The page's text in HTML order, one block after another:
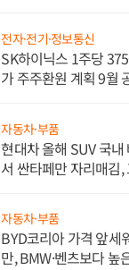
전자·전기·정보통신
SK하이닉스 1주당
가 주주환원 계획 9월
자동차·부품
현대차 올해 SUV 국
서 싼타페만 자리매김,
자동차·부품
BYD코리아 가격 앞세
만, BMW·벤츠보다 높